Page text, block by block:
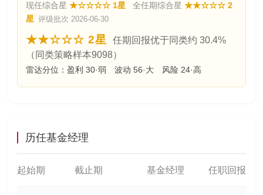
现任综合星 ★☆☆☆☆ 1星 全任期综合星 ★★☆☆☆ 2
星 评级批次 2026-06-30
★★☆☆☆ 2星
任期回报优于同类约 30.4%
（同类策略样本9098）
雷达分位：盈利 30·弱 波动 56·大 风险 24·高
历任基金经理
起始期 截止期 基金经理 任职回报